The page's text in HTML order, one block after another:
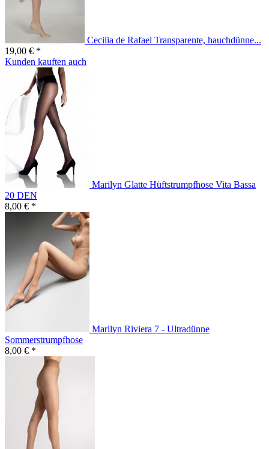
Cecilia de Rafael Transparente, hauchdünne...
19,00 € *
Kunden kauften auch
Marilyn Glatte Hüftstrumpfhose Vita Bassa
20 DEN
8,00 € *
Marilyn Riviera 7 - Ultradünne
Sommerstrumpfhose
8,00 € *